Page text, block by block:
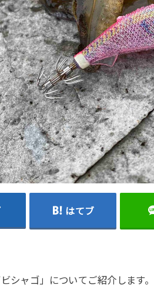
はてブ
シャゴ」についてご紹介します。